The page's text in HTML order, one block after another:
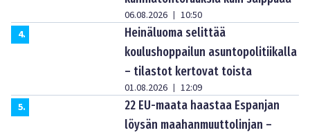
06.08.2026 | 10:50
4.
Heinäluoma selittää
koulushoppailun asuntopolitiikalla
– tilastot kertovat toista
01.08.2026 | 12:09
5.
22 EU-maata haastaa Espanjan
löysän maahanmuuttolinjan –